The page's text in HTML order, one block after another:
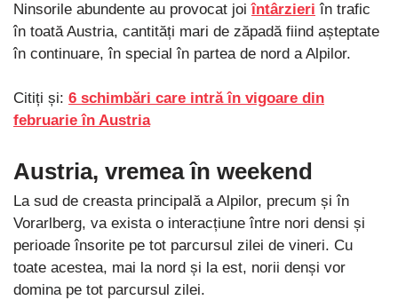
Ninsorile abundente au provocat joiîntârzieri în trafic
în toată Austria, cantități mari de zăpadă fiind așteptate
în continuare, în special în partea de nord a Alpilor.
Citiți și: 6 schimbări care intră în vigoare din
februarie în Austria
Austria, vremea în weekend
La sud de creasta principală a Alpilor, precum și în
Vorarlberg, va exista o interacțiune între nori densi și
perioade însorite pe tot parcursul zilei de vineri. Cu
toate acestea, mai la nord și la est, norii denși vor
domina pe tot parcursul zilei.